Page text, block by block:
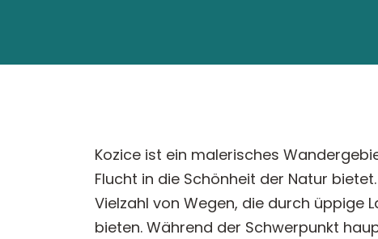
Kozice ist ein malerisches
Flucht in die Schönheit der Natur
Vielzahl von Wegen, die durch üppige
bieten. Während der Schwerpunkt